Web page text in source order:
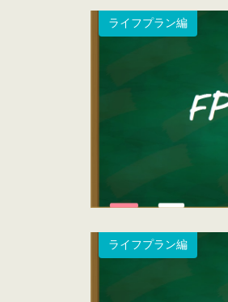
ライフプラン編
ライフプラン編